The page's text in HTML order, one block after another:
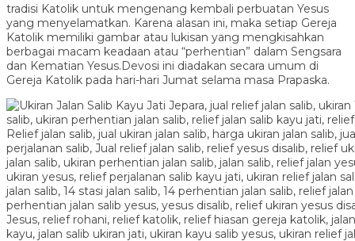
tradisi Katolik untuk mengenang kembali perbuatan Yesus
yang menyelamatkan. Karena alasan ini, maka setiap Gereja
Katolik memiliki gambar atau lukisan yang mengkisahkan
berbagai macam keadaan atau “perhentian” dalam Sengsara
dan Kematian Yesus.Devosi ini diadakan secara umum di
Gereja Katolik pada hari-hari Jumat selama masa Prapaska.